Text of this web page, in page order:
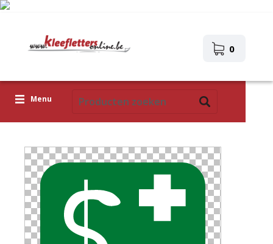
0
Menu
Icoontjes
Plakplaatjes
Upload je eigen ontwerp
Corona Covid-19